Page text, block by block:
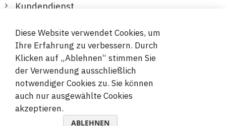
Kundendienst
Sichere und bequeme Zahlungen
© 2019-2026 Megamix s.r.o.
Diese Website verwendet Cookies, um
Ihre Erfahrung zu verbessern. Durch
Klicken auf „Ablehnen“ stimmen Sie
der Verwendung ausschließlich
notwendiger Cookies zu. Sie können
auch nur ausgewählte Cookies
akzeptieren.
ABLEHNEN